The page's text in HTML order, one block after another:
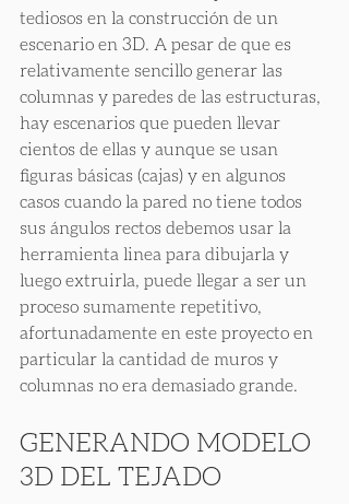
tediosos en la construcción de un
escenario en 3D. A pesar de que es
relativamente sencillo generar las
columnas y paredes de las estructuras,
hay escenarios que pueden llevar
cientos de ellas y aunque se usan
figuras básicas (cajas) y en algunos
casos cuando la pared no tiene todos
sus ángulos rectos debemos usar la
herramienta linea para dibujarla y
luego extruirla, puede llegar a ser un
proceso sumamente repetitivo,
afortunadamente en este proyecto en
particular la cantidad de muros y
columnas no era demasiado grande.
GENERANDO MODELO
3D DEL TEJADO